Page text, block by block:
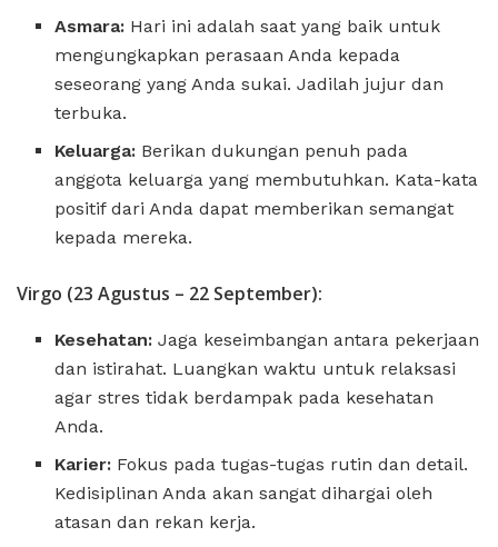
Asmara: Hari ini adalah saat yang baik untuk
mengungkapkan perasaan Anda kepada
seseorang yang Anda sukai. Jadilah jujur ​​dan
terbuka.
Keluarga: Berikan dukungan penuh pada
anggota keluarga yang membutuhkan. Kata-kata
positif dari Anda dapat memberikan semangat
kepada mereka.
Virgo (23 Agustus – 22 September):
Kesehatan: Jaga keseimbangan antara pekerjaan
dan istirahat. Luangkan waktu untuk relaksasi
agar stres tidak berdampak pada kesehatan
Anda.
Karier: Fokus pada tugas-tugas rutin dan detail.
Kedisiplinan Anda akan sangat dihargai oleh
atasan dan rekan kerja.